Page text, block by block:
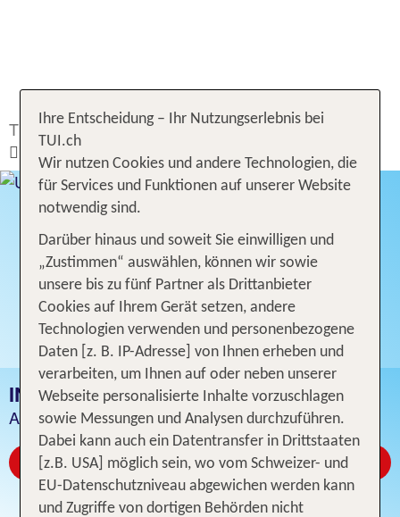
TUI.ch Ferien buchen Ferien
Kroatien
Bol - Insel Brac
INSEL BRAC FERIEN
Angebot für 1 Woche inklusive Flug
Jetzt ab CHF 455
Ihre Entscheidung – Ihr Nutzungserlebnis bei
TUI.ch
Wir nutzen Cookies und andere Technologien, die
für Services und Funktionen auf unserer Website
notwendig sind.
Darüber hinaus und soweit Sie einwilligen und
„Zustimmen“ auswählen, können wir sowie
unsere bis zu fünf Partner als Drittanbieter
Cookies auf Ihrem Gerät setzen, andere
Technologien verwenden und personenbezogene
Daten [z. B. IP-Adresse] von Ihnen erheben und
verarbeiten, um Ihnen auf oder neben unserer
Webseite personalisierte Inhalte vorzuschlagen
sowie Messungen und Analysen durchzuführen.
Dabei kann auch ein Datentransfer in Drittstaaten
[z.B. USA] möglich sein, wo vom Schweizer- und
EU-Datenschutzniveau abgewichen werden kann
und Zugriffe von dortigen Behörden nicht